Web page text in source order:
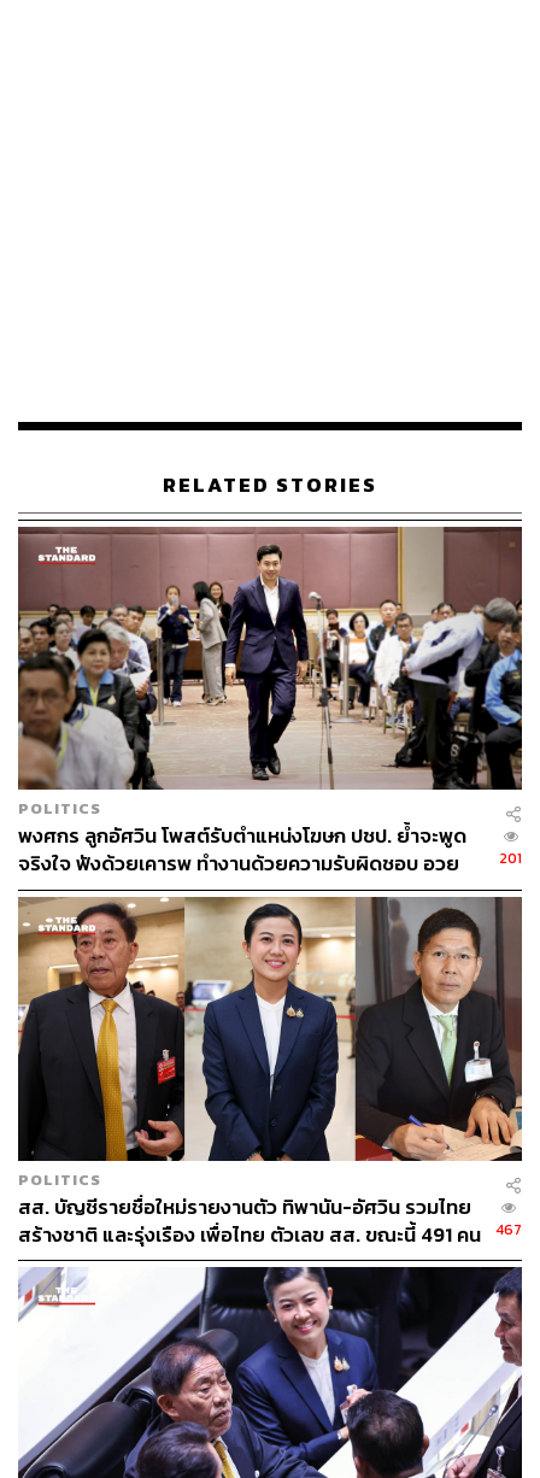
ยุ่งเหยิงในประเทศไทยพร้อมวิจารณ์ผ่านเฟซบุ๊ก ว่าสภาพสาย
สนองคนใช้ไฟฟ้า และเป็นที่มาของปัญหาไฟฟ้าดับบ่อย
แผนเดิม 88.3 กิโลเมตร ผ่านไป 30 ปี ทำได้จริงไม่ถึงครึ่ง
สำหรับโครงการนำสายไฟฟ้าลงดิน แบ่งง่ายๆ เป็น 2 แผน
หลักแผนแรกคือแผนดั้งเดิมเริ่มตั้งแต่ปี พ.ศ. 2527-2557
ระยะทาง 88.3 กิโลเมตร ประกอบด้วย โครงการสีลม,
จิตรลดา, ปทุมวัน, พญาไท, สุขุมวิท, พหลโยธิน, นนทบุรี,
พระราม 3, รัชดา-อโศก และรัชดา-พระราม 9
โดยข้อมูลเมื่อปี พ.ศ. 2557 หรือครบ 30 ปีของโครงการนำ
สายไฟฟ้าลงใต้ดินพบว่า กฟน. ดำเนินการแล้วเสร็จ 6
โครงการ ได้แก่ 1. สีลม (2.7 กิโลเมตร) 2. ปทุมวัน (6.7
กิโลเมตร) 3. จิตรลดา (6.8 กิโลเมตร) 4. พหลโยธิน (8
กิโลเมตร) 5. พญาไท (3.8 กิโลเมตร) 6. สุขุมวิท บางส่วน (7
กิโลเมตร) รวม 30 ปี ตั้งแต่ริเริ่มปี พ.ศ. 2527-2557 แล้วเสร็จ
35 กิโลเมตร
ขณะที่ข้อมูลล่าสุด (พ.ศ. 2560) กฟน. ระบุว่า สามารถนำ
สายไฟฟ้าลงดินได้แล้วทั้งหมด 41.9 กิโลเมตร
RELATED STORIES
POLITICS
พงศกร ลูกอัศวิน โพสต์รับตำแหน่งโฆษก ปชป. ย้ำจะพูด
จริงใจ ฟังด้วยเคารพ ทำงานด้วยความรับผิดชอบ อวย
อภิสิทธิ์เป็นแบบอย่างนักการเมืองยึดอุดมการณ์และสัจจะ
201
POLITICS
สส. บัญชีรายชื่อใหม่รายงานตัว ทิพานัน-อัศวิน รวมไทย
สร้างชาติ และรุ่งเรือง เพื่อไทย ตัวเลข สส. ขณะนี้ 491 คน
หลังศักดิ์ดาไขก๊อกเพื่อไทย
467